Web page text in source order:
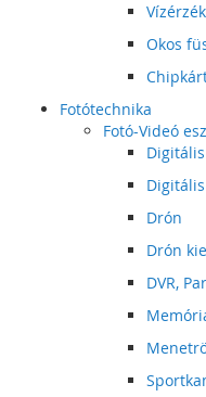
Okos
Fotótechnika
Fotó-Videó
Drón
Drón
DVR,